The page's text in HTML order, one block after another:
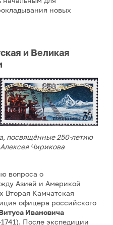
новых
и Великая
посвящённые 250-летию
Чирикова
вопроса о
Азией и Америкой
Вторая Камчатская
офицера российского
Ивановича
После экспедиции